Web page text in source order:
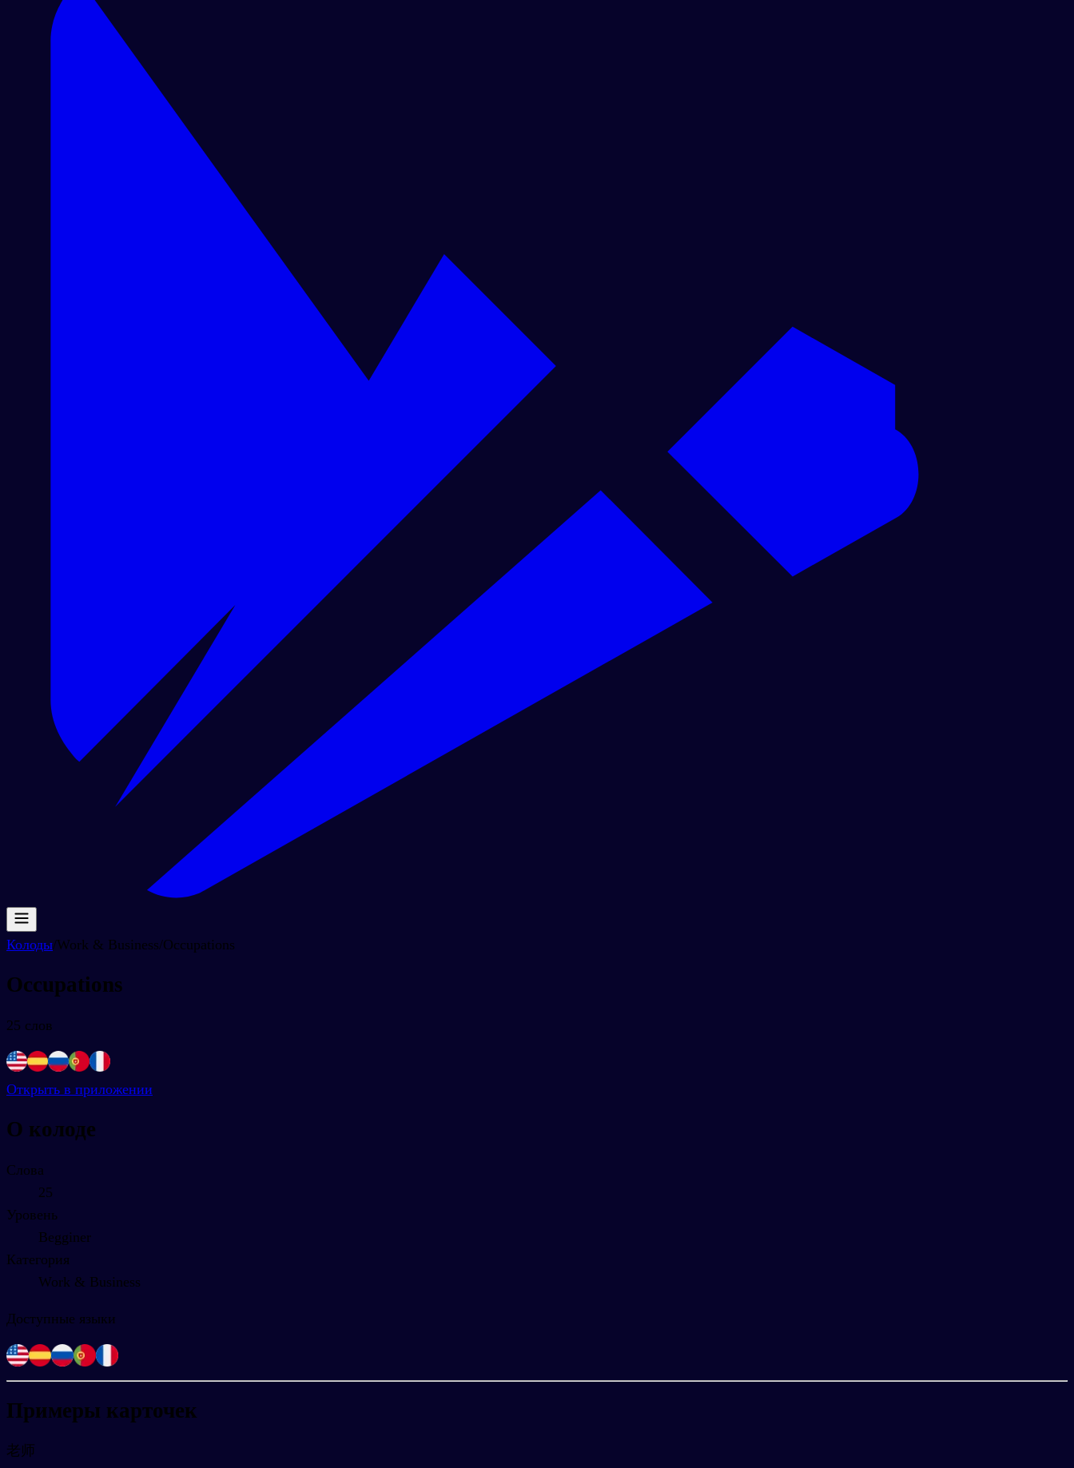
Колоды/Work & Business/Occupations
Occupations
25 слов
Открыть в приложении
О колоде
Слова
25
Уровень
Begginer
Категория
Work & Business
Доступные языки
Примеры карточек
老师